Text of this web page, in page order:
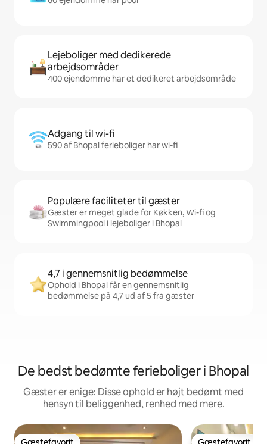
Lejeboliger med dedikerede
arbejdsområder
400 ejendomme har et dedikeret arbejdsområde
Adgang til wi-fi
590 af Bhopal ferieboliger har wi-fi
Populære faciliteter til gæster
Gæster er meget glade for Køkken, Wi-fi og
Swimmingpool i lejeboliger i Bhopal
4,7 i gennemsnitlig bedømmelse
Ophold i Bhopal får en gennemsnitlig
bedømmelse på 4,7 ud af 5 fra gæster
De bedst bedømte ferieboliger i Bhopal
Gæster er enige: Disse ophold er højt bedømt med
hensyn til beliggenhed, renhed med mere.